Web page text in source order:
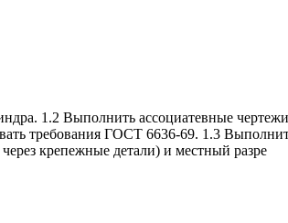
1.2 Выполнить ассоциатевные чертежи
требования ГОСТ 6636-69. 1.3
крепежные детали) и местный разре